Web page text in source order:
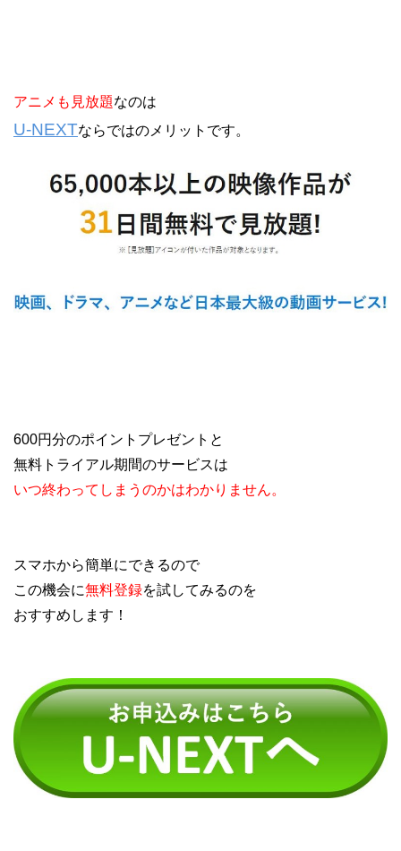
アニメも見放題なのは
U-NEXTならではのメリットです。
600円分のポイントプレゼントと
無料トライアル期間のサービスは
いつ終わってしまうのかはわかりません。
スマホから簡単にできるので
この機会に無料登録を試してみるのを
おすすめします！